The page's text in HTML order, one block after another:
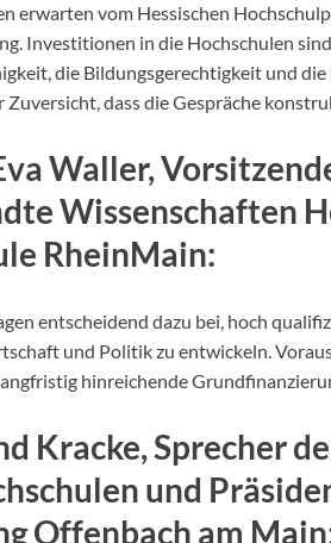
erwarten vom Hessischen
Investitionen in die Hochschulen
die Bildungsgerechtigkeit und
Zuversicht, dass die Gespräche
Waller,
Wissenschaften
RheinMain:
entscheidend dazu bei, hoch
und Politik zu entwickeln.
hinreichende
Kracke, Sprecher
und
Offenbach am Main